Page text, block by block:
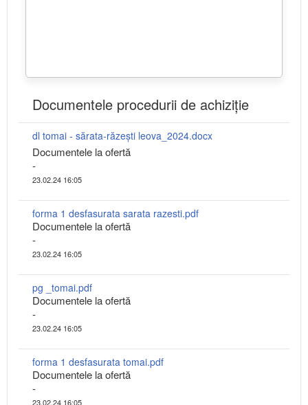
Documentele procedurii de achiziție
dl tomai - sărata-răzești leova_2024.docx
Documentele la ofertă
-
23.02.24 16:05
forma 1 desfasurata sarata razesti.pdf
Documentele la ofertă
-
23.02.24 16:05
pg _tomai.pdf
Documentele la ofertă
-
23.02.24 16:05
forma 1 desfasurata tomai.pdf
Documentele la ofertă
-
23.02.24 16:05